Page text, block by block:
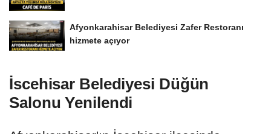
Afyonkarahisar Belediyesi Zafer Restoranı
hizmete açıyor
İscehisar Belediyesi Düğün
Salonu Yenilendi